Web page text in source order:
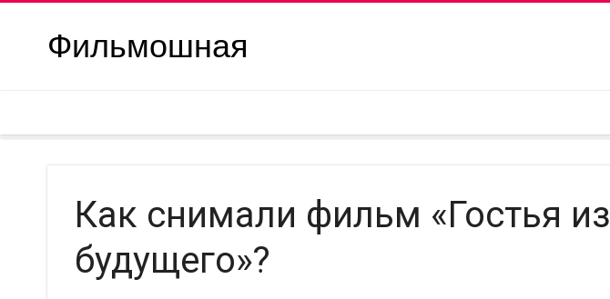
Фильмошная
Как снимали фильм «Гостья из
будущего»?